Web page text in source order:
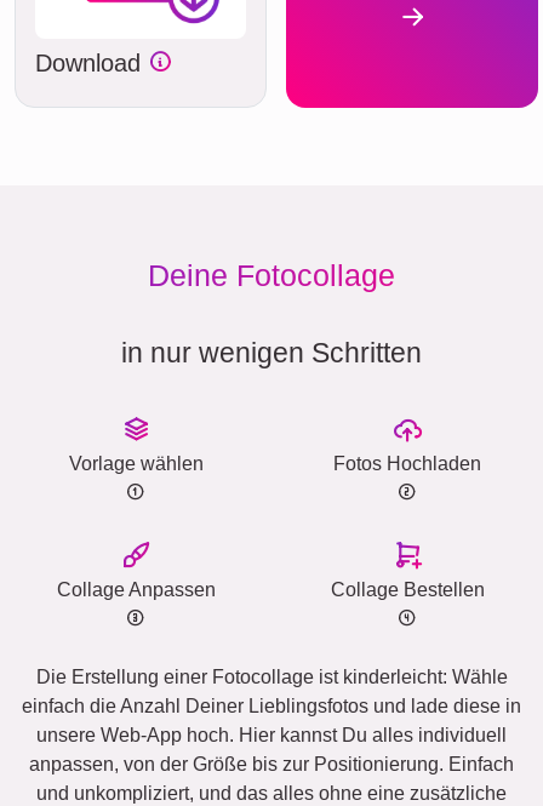
Download
Deine Fotocollage
in nur wenigen Schritten
Vorlage wählen Fotos Hochladen
Collage Anpassen Collage Bestellen
Die Erstellung einer Fotocollage ist kinderleicht: Wähle
einfach die Anzahl Deiner Lieblingsfotos und lade diese in
unsere Web-App hoch. Hier kannst Du alles individuell
anpassen, von der Größe bis zur Positionierung. Einfach
und unkompliziert, und das alles ohne eine zusätzliche